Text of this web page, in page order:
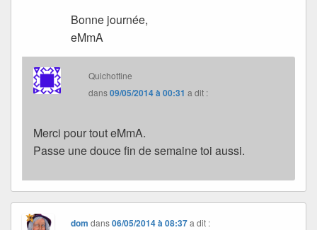
Bonne journée,
eMmA
Quichottine
dans09/05/2014 à 00:31 a dit :
Merci pour tout eMmA.
Passe une douce fin de semaine toi aussi.
dom dans06/05/2014 à 08:37 a dit :